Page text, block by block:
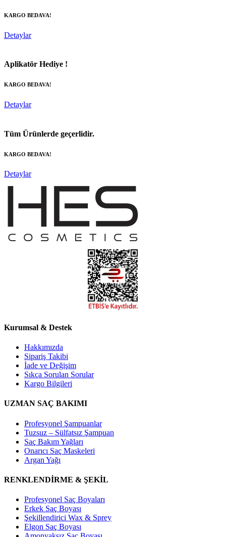
KARGO BEDAVA!
Detaylar
Aplikatör Hediye !
KARGO BEDAVA!
Detaylar
Tüm Ürünlerde geçerlidir.
KARGO BEDAVA!
Detaylar
Kurumsal & Destek
Hakkımızda
Sipariş Takibi
İade ve Değişim
Sıkça Sorulan Sorular
Kargo Bilgileri
UZMAN SAÇ BAKIMI
Profesyonel Şampuanlar
Tuzsuz – Sülfatsız Şampuan
Saç Bakım Yağları
Onarıcı Saç Maskeleri
Argan Yağı
RENKLENDİRME & ŞEKİL
Profesyonel Saç Boyaları
Erkek Saç Boyası
Şekillendirici Wax & Sprey
Elgon Saç Boyası